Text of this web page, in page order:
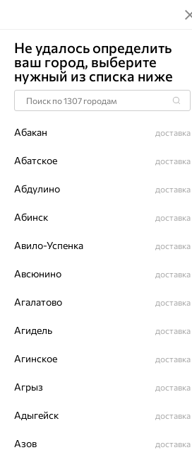
Главная Каталог Кольца Аметист
Кольцо, золото,
0201-011
Артикул:
Не удалось определить
ваш город, выберите
нужный из списка ниже
Абакан доставка
Абатское доставка
Абдулино доставка
Абинск доставка
Авило-Успенка доставка
Авсюнино доставка
Агалатово доставка
Агидель доставка
Агинское доставка
Агрыз доставка
Адыгейск доставка
Азов доставка